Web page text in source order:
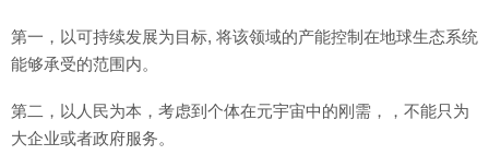
第一，以可持续发展为目标, 将该领域的产能控制在地球生态系统
能够承受的范围内。
第二，以人民为本，考虑到个体在元宇宙中的刚需，，不能只为
大企业或者政府服务。